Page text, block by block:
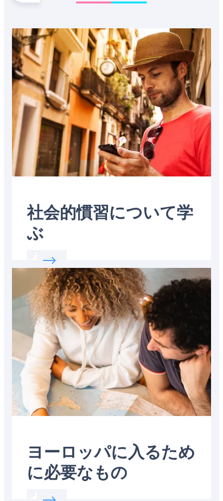
ア
ス
山
脈
イ
ア
半
島
テ
ィ
ア
山
脈
Featured
image
社会的慣習について学
ぶ
Read more about:
Featured
image
ヨーロッパに入るため
に必要なもの
Read more about: